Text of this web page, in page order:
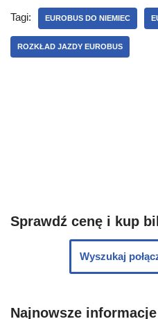
Tagi: EUROBUS DO NIEMIEC
ROZKŁAD JAZDY EUROBUS
Sprawdź cenę i kup
Wyszukaj
Najnowsze informacje